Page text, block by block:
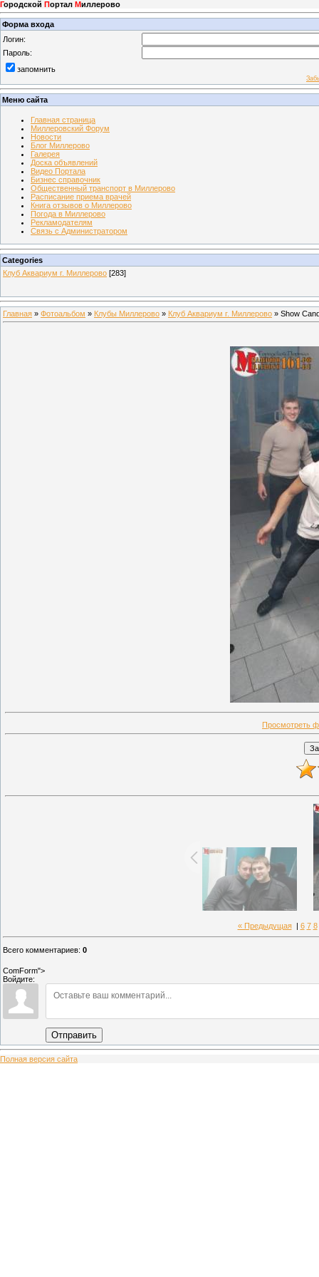
Городской Портал Миллерово
Форма входа
Логин:
Пароль:
запомнить
Меню сайта
Главная страница
Миллеровский Форум
Новости
Блог Миллерово
Галерея
Доска объявлений
Видео Портала
Бизнес справочник
Общественный транспорт в Миллерово
Расписание приема врачей
Книга отзывов о Миллерово
Погода в Миллерово
Рекламодателям
Связь с Администратором
Categories
Клуб Аквариум г. Миллерово [283]
Главная » Фотоальбом » Клубы Миллерово » Клуб Аквариум г. Миллерово » Show
Просмотреть
« Предыдущая| 6 7 8
Всего комментариев: 0
ComForm">
Войдите:
Отправить
Полная версия сайта